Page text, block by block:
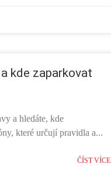
kde zaparkovat
a hledáte, kde
které určují pravidla a...
ČÍST VÍCE